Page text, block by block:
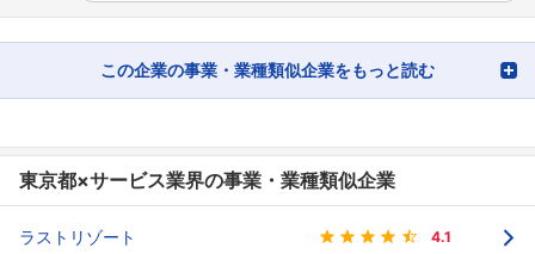
この企業の事業・業種類似企業をもっと読む
東京都×サービス業界の事業・業種類似企業
ラストリゾート 4.1